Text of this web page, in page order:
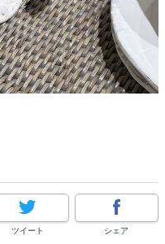
ツイート シェア